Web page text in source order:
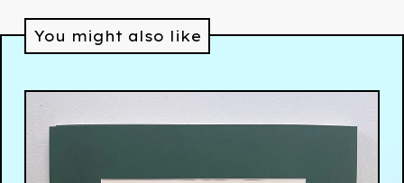
You might also like